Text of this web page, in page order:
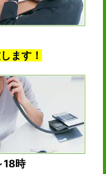
ます！
18時